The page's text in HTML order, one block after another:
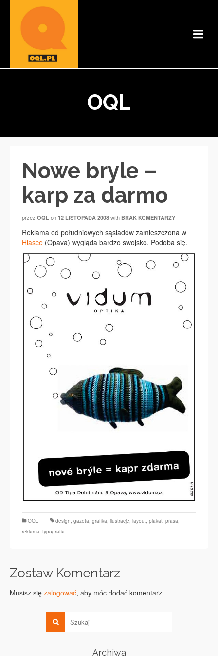
OQL
Nowe bryle –
karp za darmo
przez OQL on 12 LISTOPADA 2008 with BRAK KOMENTARZY
Reklama od południowych sąsiadów zamieszczona w
Hlasce (Opava) wygląda bardzo swojsko. Podoba się.
OQL design, gazeta, grafika, ilustracje, layout, plakat, prasa,
reklama, typografia
Zostaw Komentarz
Musisz się zalogować, aby móc dodać komentarz.
Archiwa